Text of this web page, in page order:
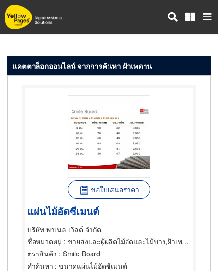
ข้าม
ไป
หลัก
แคตตาล็อกออนไลน์ จากการค้นหา ฝ้าเพดาน
ขอใบเสนอราคา
แผ่นไม้อัดซีเมนต์
บริษัท พาเนล เวิลด์ จำกัด
ชื่อหมวดหมู่ : ขายส่งและผู้ผลิตไม้อัดและไม้บาง,ฝ้าเพดาน,ไม้และไม้แปรรูป
ตราสินค้า : Smile Board
คำค้นหา : ขนาดแผ่นไม้อัดซีเมนต์